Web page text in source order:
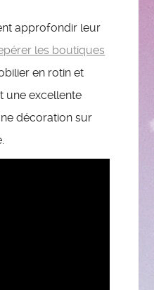
approfondir leur
les boutiques
en rotin et
une excellente
décoration sur